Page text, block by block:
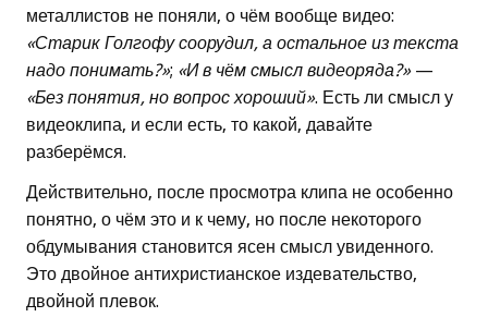
металлистов не поняли, о чём вообще видео:
«Старик Голгофу соорудил, а остальное из текста
надо понимать?»; «И в чём смысл видеоряда?»—
«Без понятия, но вопрос хороший». Есть ли смысл у
видеоклипа, и если есть, то какой, давайте
разберёмся.
Действительно, после просмотра клипа не особенно
понятно, о чём это и к чему, но после некоторого
обдумывания становится ясен смысл увиденного.
Это двойное антихристианское издевательство,
двойной плевок.